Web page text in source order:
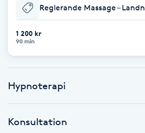
Babylights
Balayage
Barnklippning
Reglerande Massage –
1 200 kr
90 min
Hypnoterapi
Konsultation